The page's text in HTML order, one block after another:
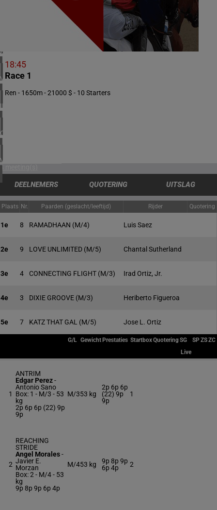
ZUID-AFRIKA
1 meeting(s)
VERENIGD KONINKRIJK
4 meeting(s)
IERLAND
2 meeting(s)
CHILI
1 meeting(s)
VERENIGDE STATEN
4 meeting(s)
18:45
Race 1
Ren - 1650m - 21000 $ - 10 Starters
DEELNEMERS QUOTERING UITSLAG
Plaats Nr. Paarden (geslacht/leeftijd) Rijder Quotering
1e 8 RAMADHAAN (M/4) Luis Saez
2e 9 LOVE UNLIMITED (M/5) Chantal Sutherland
3e 4 CONNECTING FLIGHT (M/3) Irad Ortiz, Jr.
4e 3 DIXIE GROOVE (M/3) Heriberto Figueroa
5e 7 KATZ THAT GAL (M/5) Jose L. Ortiz
G/L Gewicht Prestaties StartboxQuoteringSG SPZSZC
Live
1
ANTRIM
Edgar Perez-
Antonio Sano
Box: 1 - M/3 - 53
kg
2p 6p 6p (22) 9p
9p
M/353 kg
2p 6p 6p
(22) 9p
9p
1
2
REACHING
STRIDE
Angel Morales-
Javier E.
Morzan
Box: 2 - M/4 - 53
kg
9p 8p 9p 6p 4p
M/453 kg
9p 8p 9p
6p 4p
2